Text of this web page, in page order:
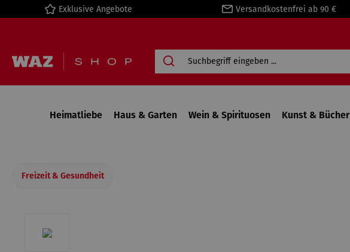
Zur Hauptnavigation springen
Exklusive Angebote Versandkostenfrei ab 90 €
Heimatliebe Haus & Garten Wein & Spirituosen Kunst & Bücher
Freizeit & Gesundheit